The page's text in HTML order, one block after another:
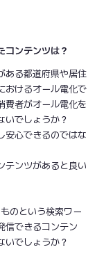
コンテンツは？
ある都道府県や居住
おけるオール電化で
費者がオール電化を
いでしょうか？
安心できるのではな
テンツがあると良い
のという検索ワー
信できるコンテン
いでしょうか？